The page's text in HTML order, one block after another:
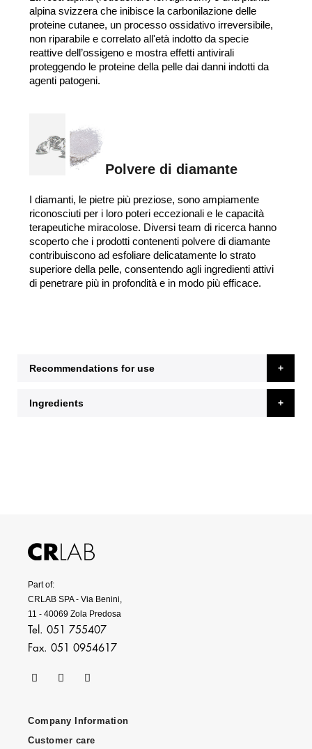
alpina svizzera che inibisce la carbonilazione delle
proteine cutanee, un processo ossidativo irreversibile,
non riparabile e correlato all'età indotto da specie
reattive dell’ossigeno e mostra effetti antivirali
proteggendo le proteine della pelle dai danni indotti da
agenti patogeni.
Polvere di diamante
I diamanti, le pietre più preziose, sono ampiamente
riconosciuti per i loro poteri eccezionali e le capacità
terapeutiche miracolose. Diversi team di ricerca hanno
scoperto che i prodotti contenenti polvere di diamante
contribuiscono ad esfoliare delicatamente lo strato
superiore della pelle, consentendo agli ingredienti attivi
di penetrare più in profondità e in modo più efficace.
Recommendations for use
Ingredients
Part of:
CRLAB SPA - Via Benini,
11 - 40069 Zola Predosa
Tel. 051 755407
Fax. 051 0954617
Company Information
Customer care